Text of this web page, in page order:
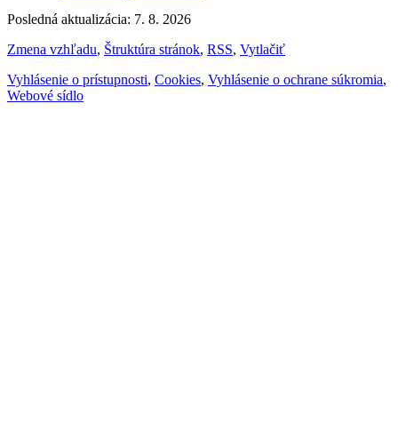
Posledná aktualizácia: 7. 8. 2026
Zmena vzhľadu, Štruktúra stránok, RSS, Vytlačiť
Vyhlásenie o prístupnosti, Cookies, Vyhlásenie o ochrane súkromia,
Webové sídlo